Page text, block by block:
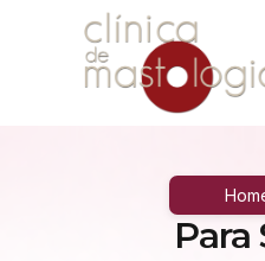
Para